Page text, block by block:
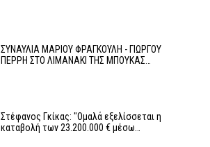
ΣΥΝΑΥΛΙΑ ΜΑΡΙΟΥ ΦΡΑΓΚΟΥΛΗ - ΓΙΩΡΓΟΥ
ΠΕΡΡΗ ΣΤΟ ΛΙΜΑΝΑΚΙ ΤΗΣ ΜΠΟΥΚΑΣ…
Στέφανος Γκίκας: "Ομαλά εξελίσσεται η
καταβολή των 23.200.000 € μέσω…